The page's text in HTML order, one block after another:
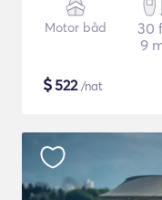
Motor båd
30
9
$522/nat